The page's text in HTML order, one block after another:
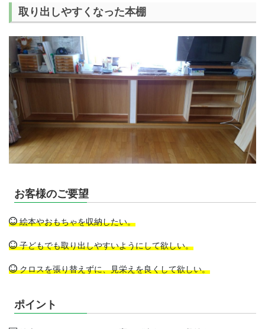
取り出しやすくなった本棚
お客様のご要望
絵本やおもちゃを収納したい。
子どもでも取り出しやすいようにして欲しい。
クロスを張り替えずに、見栄えを良くして欲しい。
ポイント